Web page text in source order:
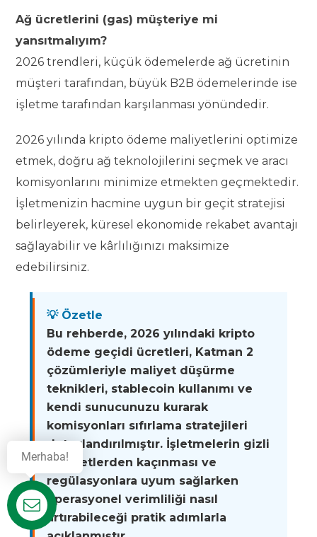
Ağ ücretlerini (gas) müşteriye mi
yansıtmalıyım?
2026 trendleri, küçük ödemelerde ağ ücretinin
müşteri tarafından, büyük B2B ödemelerinde ise
işletme tarafından karşılanması yönündedir.
2026 yılında kripto ödeme maliyetlerini optimize
etmek, doğru ağ teknolojilerini seçmek ve aracı
komisyonlarını minimize etmekten geçmektedir.
İşletmenizin hacmine uygun bir geçit stratejisi
belirleyerek, küresel ekonomide rekabet avantajı
sağlayabilir ve kârlılığınızı maksimize
edebilirsiniz.
💡 Özetle
Bu rehberde, 2026 yılındaki kripto
ödeme geçidi ücretleri, Katman 2
çözümleriyle maliyet düşürme
teknikleri, stablecoin kullanımı ve
kendi sunucunuzu kurarak
komisyonları sıfırlama stratejileri
detaylandırılmıştır. İşletmelerin gizli
maliyetlerden kaçınması ve
regülasyonlara uyum sağlarken
operasyonel verimliliği nasıl
artırabileceği pratik adımlarla
Destek
Merhaba!